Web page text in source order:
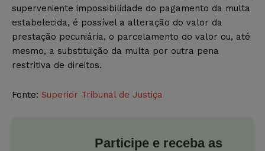
superveniente impossibilidade do pagamento da multa
estabelecida, é possível a alteração do valor da
prestação pecuniária, o parcelamento do valor ou, até
mesmo, a substituição da multa por outra pena
restritiva de direitos.
Fonte: Superior Tribunal de Justiça
Participe e receba as